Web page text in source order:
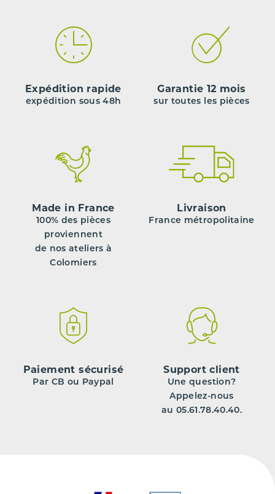
Expédition rapide
expédition sous 48h
Garantie 12 mois
sur toutes les pièces
Made in France
100% des pièces
proviennent
de nos ateliers à
Colomiers
Livraison
France métropolitaine
Paiement sécurisé
Par CB ou Paypal
Support client
Une question?
Appelez-nous
au 05.61.78.40.40.